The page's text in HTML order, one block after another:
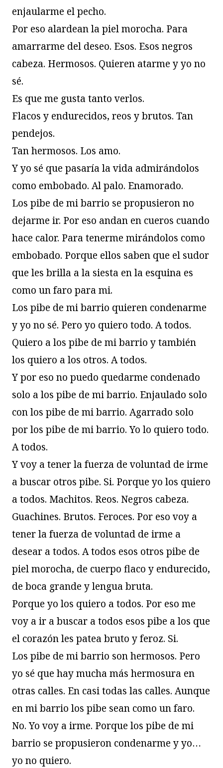
enjaularme el pecho.
Por eso alardean la piel morocha. Para
amarrarme del deseo. Esos. Esos negros
cabeza. Hermosos. Quieren atarme y yo no
sé.
Es que me gusta tanto verlos.
Flacos y endurecidos, reos y brutos. Tan
pendejos.
Tan hermosos. Los amo.
Y yo sé que pasaría la vida admirándolos
como embobado. Al palo. Enamorado.
Los pibe de mi barrio se propusieron no
dejarme ir. Por eso andan en cueros cuando
hace calor. Para tenerme mirándolos como
embobado. Porque ellos saben que el sudor
que les brilla a la siesta en la esquina es
como un faro para mi.
Los pibe de mi barrio quieren condenarme
y yo no sé. Pero yo quiero todo. A todos.
Quiero a los pibe de mi barrio y también
los quiero a los otros. A todos.
Y por eso no puedo quedarme condenado
solo a los pibe de mi barrio. Enjaulado solo
con los pibe de mi barrio. Agarrado solo
por los pibe de mi barrio. Yo lo quiero todo.
A todos.
Y voy a tener la fuerza de voluntad de irme
a buscar otros pibe. Si. Porque yo los quiero
a todos. Machitos. Reos. Negros cabeza.
Guachines. Brutos. Feroces. Por eso voy a
tener la fuerza de voluntad de irme a
desear a todos. A todos esos otros pibe de
piel morocha, de cuerpo flaco y endurecido,
de boca grande y lengua bruta.
Porque yo los quiero a todos. Por eso me
voy a ir a buscar a todos esos pibe a los que
el corazón les patea bruto y feroz. Si.
Los pibe de mi barrio son hermosos. Pero
yo sé que hay mucha más hermosura en
otras calles. En casi todas las calles. Aunque
en mi barrio los pibe sean como un faro.
No. Yo voy a irme. Porque los pibe de mi
barrio se propusieron condenarme y yo…
yo no quiero.